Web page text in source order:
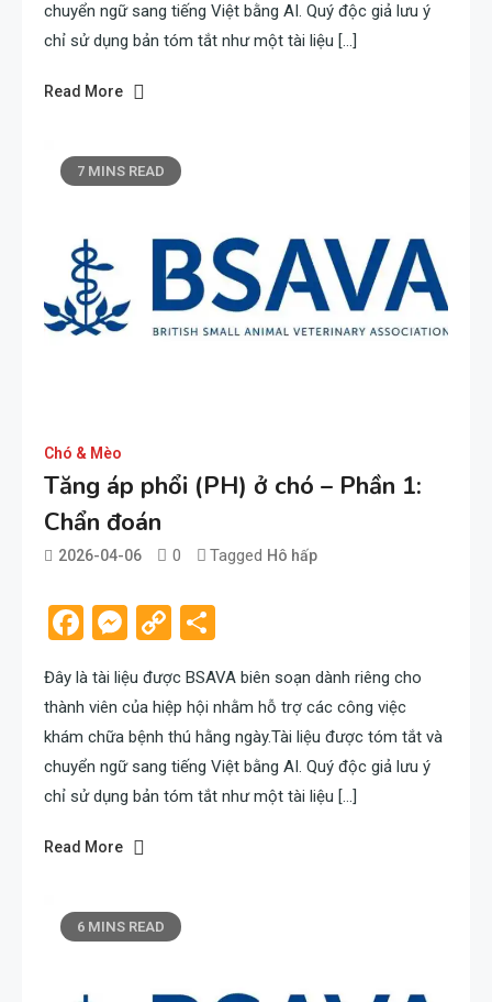
chuyển ngữ sang tiếng Việt bằng AI. Quý độc giả lưu ý
chỉ sử dụng bản tóm tắt như một tài liệu […]
Read More
7 MINS READ
Chó & Mèo
Tăng áp phổi (PH) ở chó – Phần 1:
Chẩn đoán
2026-04-06
0 Tagged Hô hấp
Facebook
Messenger
Copy
Đây là tài liệu được BSAVA biên soạn dành riêng cho
thành viên của hiệp hội nhằm hỗ trợ các công việc
khám chữa bệnh thú hằng ngày.Tài liệu được tóm tắt và
chuyển ngữ sang tiếng Việt bằng AI. Quý độc giả lưu ý
chỉ sử dụng bản tóm tắt như một tài liệu […]
Read More
6 MINS READ